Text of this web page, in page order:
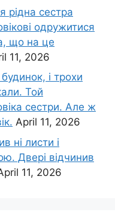
рідна сестра
одружитися
що на це
11, 2026
і трохи
Той
сестри. Але ж
April 11, 2026
ні листи і
Двері відчинив
11, 2026